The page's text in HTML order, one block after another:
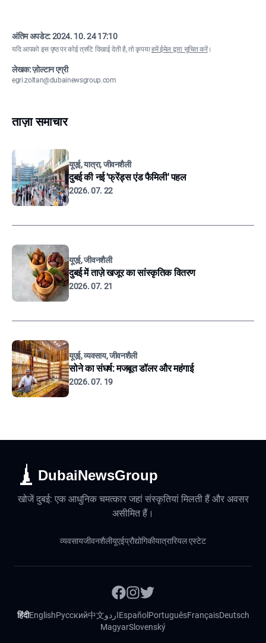
अंतिम अपडेट:2024. 10. 24 17:10
यदि आपको इस पृष्ठ पर कोई त्रुटि दिखाई देती है, तो कृपयाहमें ईमेल द्वारा सूचित करें।
लेखक: ज़ोल्टान एग्री
egri.zoltan@dubainewsgroup.com
ताज़ा समाचार
यूएई, यात्रा, जीवनशैली
दुबई की नई 'फ्रेंड्स एंड फैमिली' पहल
2026. 07. 22
यूएई, जीवनशैली
दुबई में ताज़े खजूर का सांस्कृतिक वितरण
2026. 07. 21
यूएई, व्यवसाय, जीवनशैली
सोने का संघर्ष: मजबूत डॉलर और महंगाई
2026. 07. 19
DubaiNewsGroup
खोजें दुबई: एक आधुनिक चमत्कार जहां संस्कृतियां मिलती हैं और अवसर
असीमित हैं।
व्यवसायजीवनशैलीयूएईप्रौद्योगिकीयात्रारियल एस्टेट
हिंदीEnglishРусский中文اردوEspañol PortuguêsFrançaisDeutsch
MagyarSlovenský